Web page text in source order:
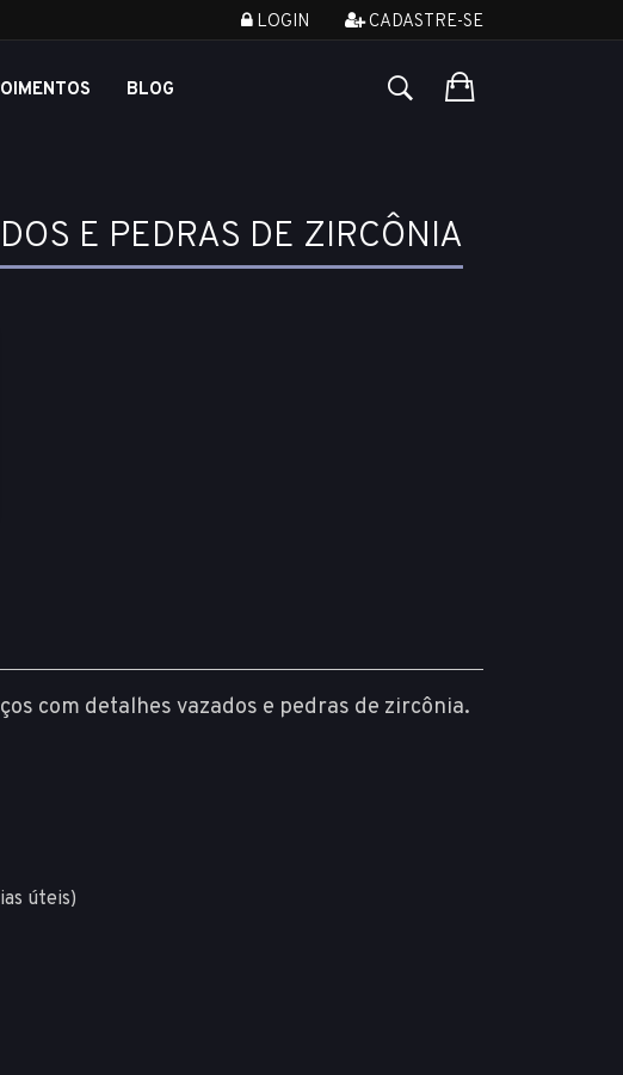
LOGIN CADASTRE-SE
BLOG
E PEDRAS DE ZIRCÔNIA
com detalhes vazados e pedras de zircônia.
úteis)